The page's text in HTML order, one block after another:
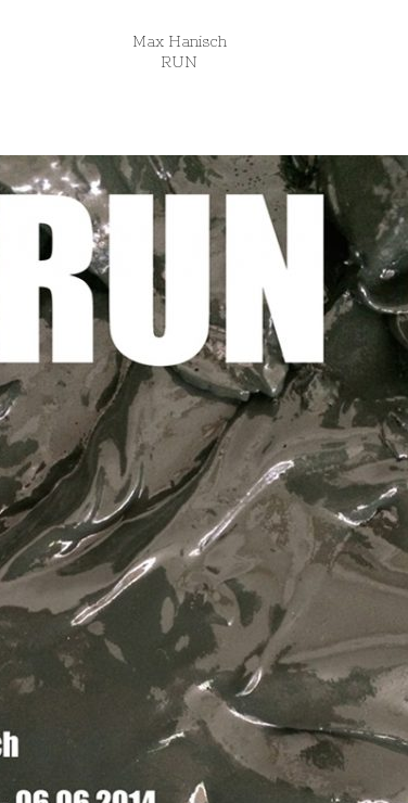
Max Hanisch
RUN